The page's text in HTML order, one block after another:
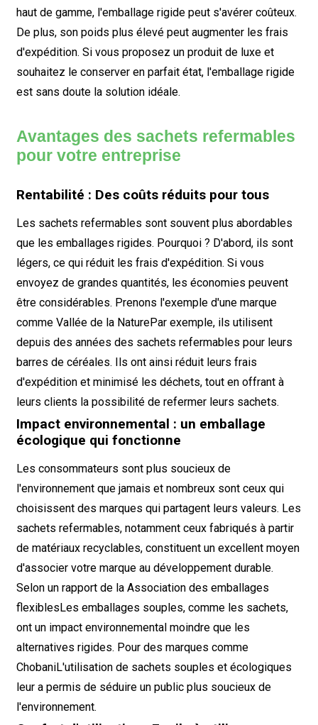
haut de gamme, l'emballage rigide peut s'avérer coûteux.
De plus, son poids plus élevé peut augmenter les frais
d'expédition. Si vous proposez un produit de luxe et
souhaitez le conserver en parfait état, l'emballage rigide
est sans doute la solution idéale.
Avantages des sachets refermables
pour votre entreprise
Rentabilité : Des coûts réduits pour tous
Les sachets refermables sont souvent plus abordables
que les emballages rigides. Pourquoi ? D'abord, ils sont
légers, ce qui réduit les frais d'expédition. Si vous
envoyez de grandes quantités, les économies peuvent
être considérables. Prenons l'exemple d'une marque
comme Vallée de la NaturePar exemple, ils utilisent
depuis des années des sachets refermables pour leurs
barres de céréales. Ils ont ainsi réduit leurs frais
d'expédition et minimisé les déchets, tout en offrant à
leurs clients la possibilité de refermer leurs sachets.
Impact environnemental : un emballage
écologique qui fonctionne
Les consommateurs sont plus soucieux de
l'environnement que jamais et nombreux sont ceux qui
choisissent des marques qui partagent leurs valeurs. Les
sachets refermables, notamment ceux fabriqués à partir
de matériaux recyclables, constituent un excellent moyen
d'associer votre marque au développement durable.
Selon un rapport de la Association des emballages
flexiblesLes emballages souples, comme les sachets,
ont un impact environnemental moindre que les
alternatives rigides. Pour des marques comme
ChobaniL'utilisation de sachets souples et écologiques
leur a permis de séduire un public plus soucieux de
l'environnement.